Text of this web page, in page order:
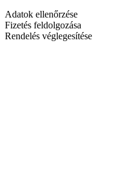
Adatok ellenőrzése
Fizetés feldolgozása
Rendelés véglegesítése